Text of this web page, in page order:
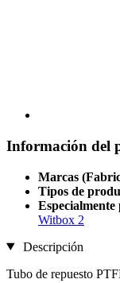
Información del
Marcas
Tipos de
Witbox 2
Descripción
Tubo de repuesto